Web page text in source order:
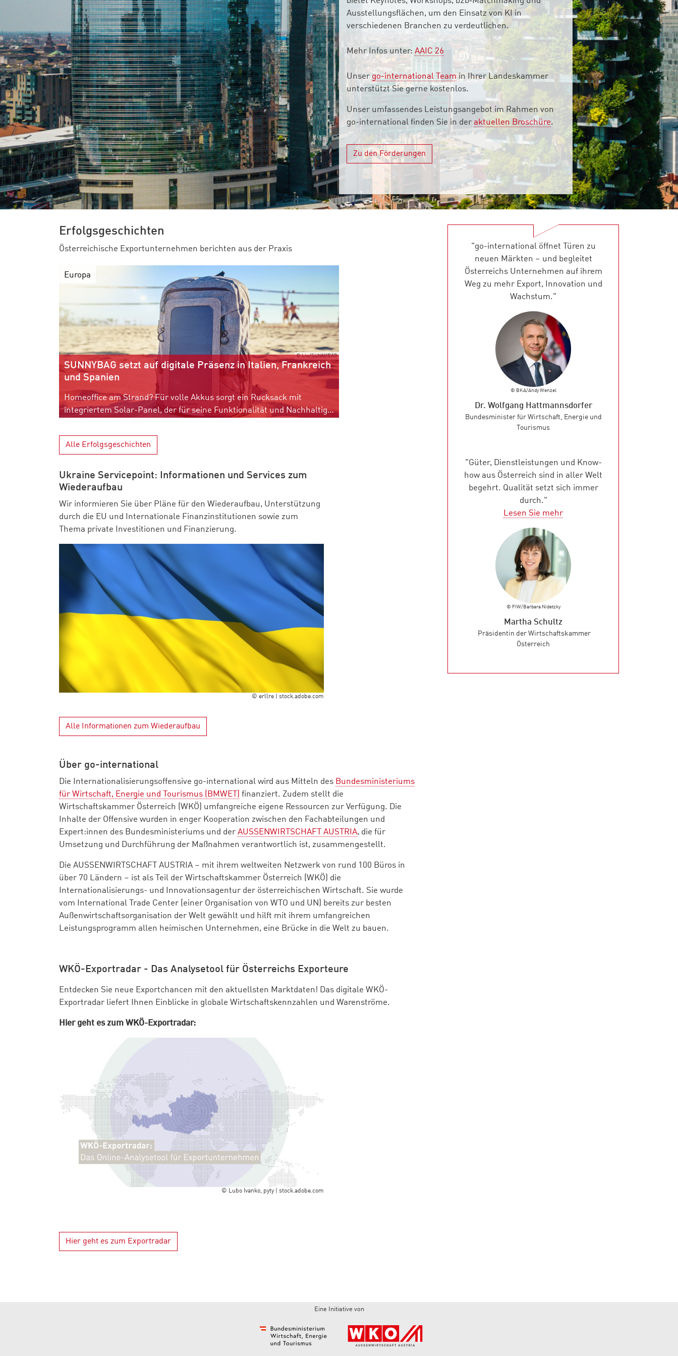
Ausstellungsflächen, um den Einsatz von KI in
verschiedenen Branchen zu verdeutlichen.
Mehr Infos unter: AAIC 26
Unsergo-international Team in Ihrer Landeskammer
unterstützt Sie gerne kostenlos.
Unser umfassendes Leistungsangebot im Rahmen von
go-international finden Sie in deraktuellen Broschüre.
Zu den Förderungen
Erfolgsgeschichten
Österreichische Exportunternehmen berichten aus der Praxis
Europa
© Liu/SUNNYBAG
SUNNYBAG setzt auf digitale Präsenz in Italien, Frankreich
und Spanien
Homeoffice am Strand? Für volle Akkus sorgt ein Rucksack mit
integriertem Solar-Panel, der für seine Funktionalität und Nachhaltigkeit zahlreiche Preise gewonnen hat.
Alle Erfolgsgeschichten
Ukraine Servicepoint: Informationen und Services zum
Wiederaufbau
Wir informieren Sie über Pläne für den Wiederaufbau, Unterstützung
durch die EU und Internationale Finanzinstitutionen sowie zum
Thema private Investitionen und Finanzierung.
© erllre | stock.adobe.com
Alle Informationen zum Wiederaufbau
Über go-international
Die Internationalisierungsoffensive go-international wird aus Mitteln des Bundesministeriums
für Wirtschaft, Energie und Tourismus (BMWET) finanziert. Zudem stellt die
Wirtschaftskammer Österreich (WKÖ) umfangreiche eigene Ressourcen zur Verfügung. Die
Inhalte der Offensive wurden in enger Kooperation zwischen den Fachabteilungen und
Expert:innen des Bundesministeriums und der AUSSENWIRTSCHAFT AUSTRIA, die für
Umsetzung und Durchführung der Maßnahmen verantwortlich ist, zusammengestellt.
Die AUSSENWIRTSCHAFT AUSTRIA – mit ihrem weltweiten Netzwerk von rund 100 Büros in
über 70 Ländern – ist als Teil der Wirtschaftskammer Österreich (WKÖ) die
Internationalisierungs- und Innovationsagentur der österreichischen Wirtschaft. Sie wurde
vom International Trade Center (einer Organisation von WTO und UN) bereits zur besten
Außenwirtschaftsorganisation der Welt gewählt und hilft mit ihrem umfangreichen
Leistungsprogramm allen heimischen Unternehmen, eine Brücke in die Welt zu bauen.
WKÖ-Exportradar - Das Analysetool für Österreichs Exporteure
Entdecken Sie neue Exportchancen mit den aktuellsten Marktdaten! Das digitale WKÖ-
Exportradar liefert Ihnen Einblicke in globale Wirtschaftskennzahlen und Warenströme.
Hier geht es zum WKÖ-Exportradar:
© Lubo Ivanko, pyty | stock.adobe.com
Hier geht es zum Exportradar
"go-international öffnet Türen zu
neuen Märkten – und begleitet
Österreichs Unternehmen auf ihrem
Weg zu mehr Export, Innovation und
Wachstum."
© BKA/Andy Wenzel
Dr. Wolfgang Hattmannsdorfer
Bundesminister für Wirtschaft, Energie und
Tourismus
"Güter, Dienstleistungen und Know-
how aus Österreich sind in aller Welt
begehrt. Qualität setzt sich immer
durch."
Lesen Sie mehr
© FIW/Barbara Nidetzky
Martha Schultz
Präsidentin der Wirtschaftskammer
Österreich
Eine Initiative von